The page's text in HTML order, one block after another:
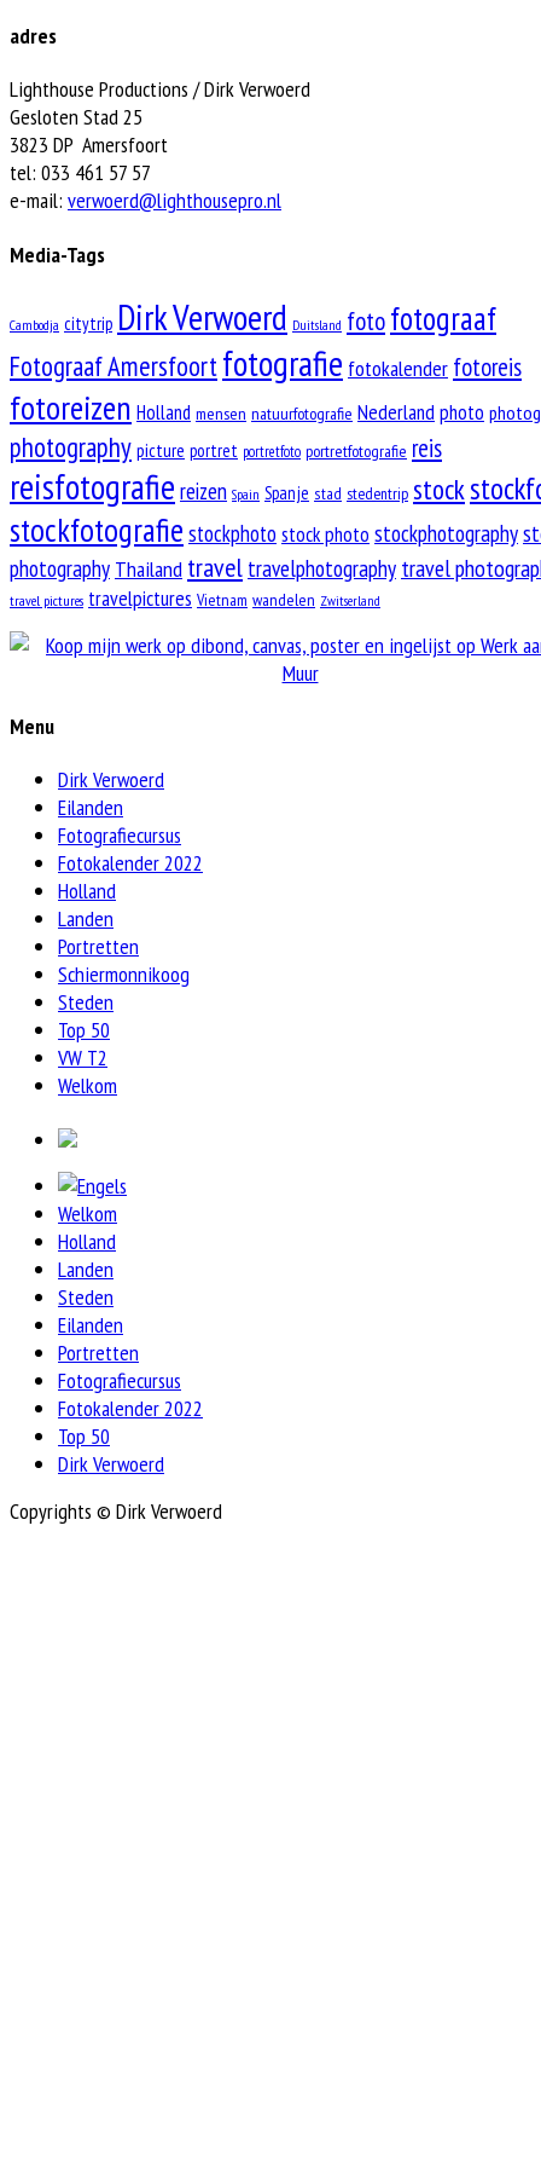
adres
Lighthouse Productions / Dirk Verwoerd
Gesloten Stad 25
3823 DP Amersfoort
tel: 033 461 57 57
e-mail: verwoerd@lighthousepro.nl
Media-Tags
Cambodja citytrip Dirk Verwoerd Duitsland fotofotograaf
Fotograaf Amersfoortfotografie fotokalender fotoreis
fotoreizen Holland mensen natuurfotografie Nederlandphoto
photography picture portret portretfoto portretfotografie reis
reisfotografie reizen Spain Spanje stad stedentrip stock
stockfotografie stockphoto stock photo stockphotography
photography Thailand travel travelphotography travel
travel pictures travelpictures Vietnam wandelen Zwitserland
Menu
Dirk Verwoerd
Eilanden
Fotografiecursus
Fotokalender 2022
Holland
Landen
Portretten
Schiermonnikoog
Steden
Top 50
VW T2
Welkom
Welkom
Holland
Landen
Steden
Eilanden
Portretten
Fotografiecursus
Fotokalender 2022
Top 50
Dirk Verwoerd
Copyrights © Dirk Verwoerd